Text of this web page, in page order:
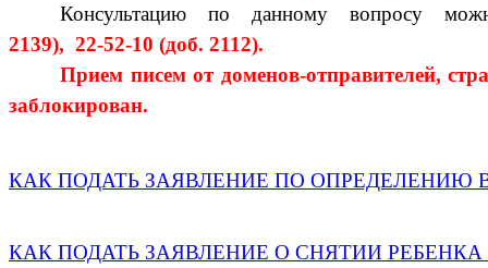
Консультацию по данному вопросу
2139), 22-52-10 (доб. 2112).
Прием писем от доменов-отправителей,
заблокирован.
КАК ПОДАТЬ ЗАЯВЛЕНИЕ ПО ОПРЕДЕЛЕНИЮ
КАК ПОДАТЬ ЗАЯВЛЕНИЕ О СНЯТИИ